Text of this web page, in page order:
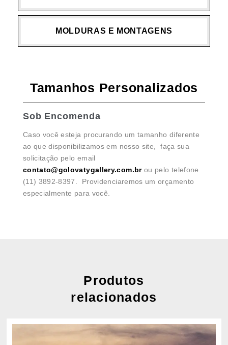
MOLDURAS E MONTAGENS
Tamanhos Personalizados
Sob Encomenda
Caso você esteja procurando um tamanho diferente
ao que disponibilizamos em nosso site, faça sua
solicitação pelo email
contato@golovatygallery.com.brou pelo telefone
(11) 3892-8397. Providenciaremos um orçamento
especialmente para você.
Produtos
relacionados